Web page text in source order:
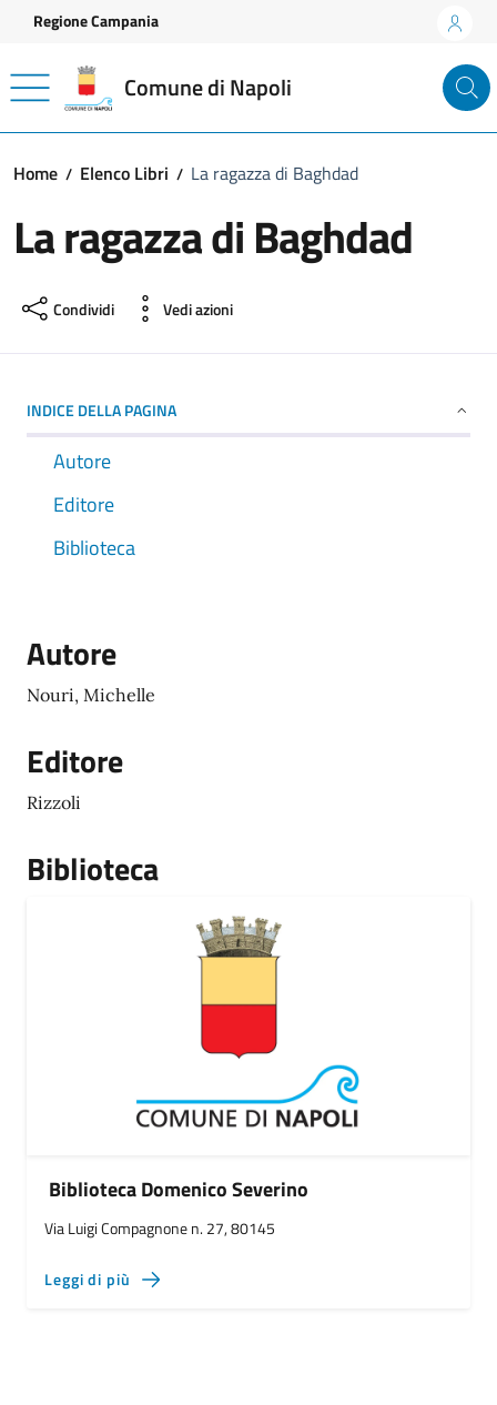
Vai ai contenuti
Vai al footer
Regione Campania
Comune di Napoli
Home Elenco Libri La ragazza di Baghdad
La ragazza di Baghdad
Condividi Vedi azioni
INDICE DELLA PAGINA
Autore
Editore
Biblioteca
Autore
Nouri, Michelle
Editore
Rizzoli
Biblioteca
Biblioteca Domenico Severino
Via Luigi Compagnone n. 27, 80145
Leggi di più